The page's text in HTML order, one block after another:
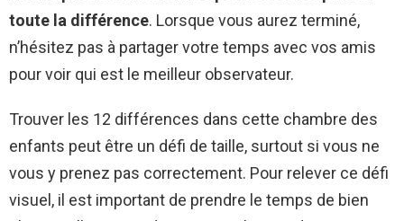
toute la différence. Lorsque vous aurez terminé,
n’hésitez pas à partager votre temps avec vos amis
pour voir qui est le meilleur observateur.
Trouver les 12 différences dans cette chambre des
enfants peut être un défi de taille, surtout si vous ne
vous y prenez pas correctement. Pour relever ce défi
visuel, il est important de prendre le temps de bien